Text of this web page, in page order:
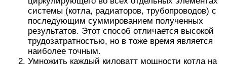
системы (котла, радиаторов, трубопроводов) с
последующим суммированием полученных
результатов. Этот способ отличается высокой
трудозатратностью, но в тоже время является
наиболее точным.
Умножить каждый киловатт мощности котла на